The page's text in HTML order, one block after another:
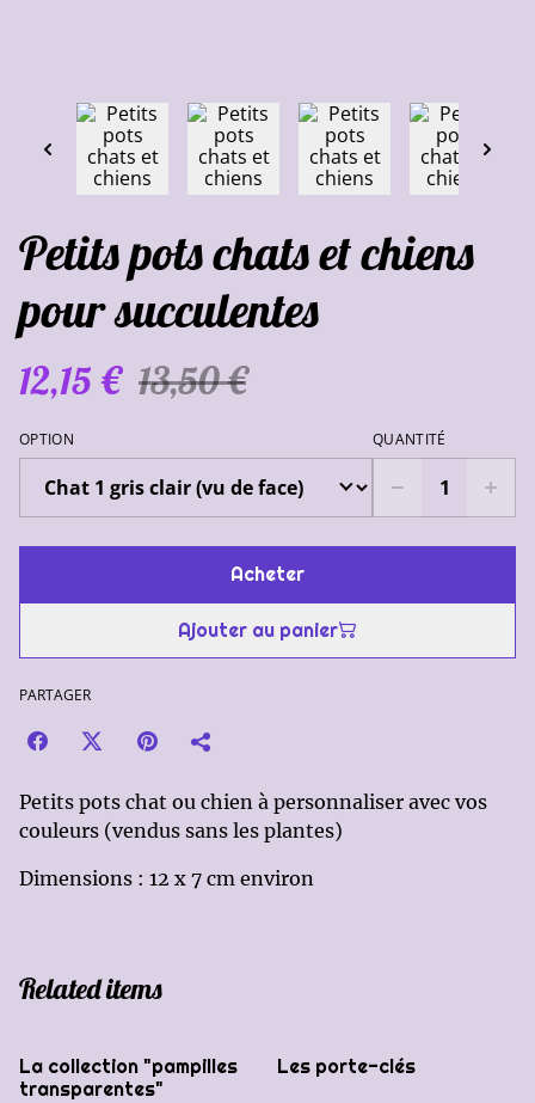
Petits pots chats et chiens
pour succulentes
12,15 € 13,50 €
OPTION QUANTITÉ
Acheter
Ajouter au panier
PARTAGER
Petits pots chat ou chien à personnaliser avec vos
couleurs (vendus sans les plantes)
Dimensions : 12 x 7 cm environ
Related items
La collection "pampilles
transparentes"
Les porte-clés